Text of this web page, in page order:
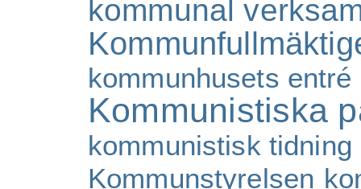
kommunal
kommunhusets entré
Kommunistiska
kommunistisk tidning
Kommunstyrelsen